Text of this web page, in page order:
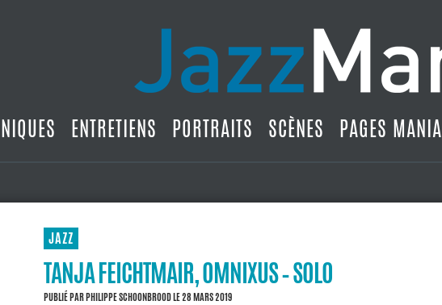
ENTRETIENS PORTRAITS SCÈNES PAGES MANIA
JAZZ
TANJA FEICHTMAIR, OMNIXUS – SOLO
PUBLIÉ PARPHILIPPE SCHOONBROODLE 28 MARS 2019